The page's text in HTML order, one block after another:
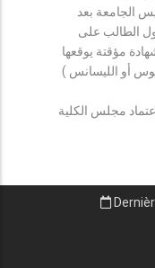
الجامعة بعد
الطالب على
مؤقتة يوقعها
أو الليسانس )
مجلس الكلية